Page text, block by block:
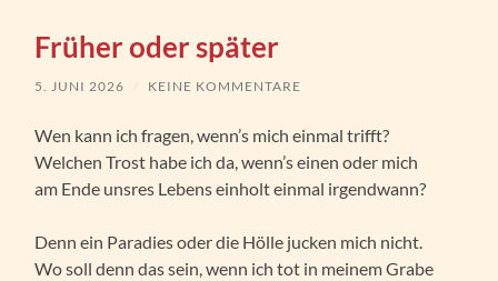
Früher oder später
5. JUNI 2026 / KEINE KOMMENTARE
Wen kann ich fragen, wenn’s mich einmal trifft?
Welchen Trost habe ich da, wenn’s einen oder mich
am Ende unsres Lebens einholt einmal irgendwann?
Denn ein Paradies oder die Hölle jucken mich nicht.
Wo soll denn das sein, wenn ich tot in meinem Grabe